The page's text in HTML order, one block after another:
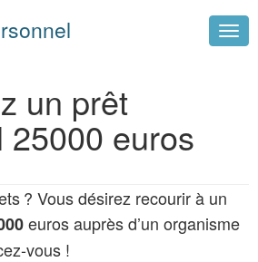
un prêt
25000 euros
? Vous désirez recourir à un
euros auprès d’un organisme
vous !